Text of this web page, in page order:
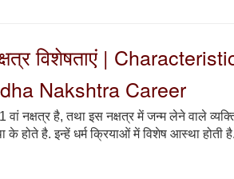
नक्षत्र विशेषताएं |
Nakshtra Career
वां नक्षत्र है, तथा इस नक्षत्र में जन्म लेने वाले
के होते है. इन्हें धर्म क्रियाओं में विशेष आस्था होती